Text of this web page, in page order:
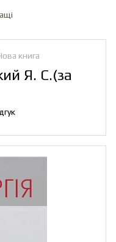
книга
Я. С.(за